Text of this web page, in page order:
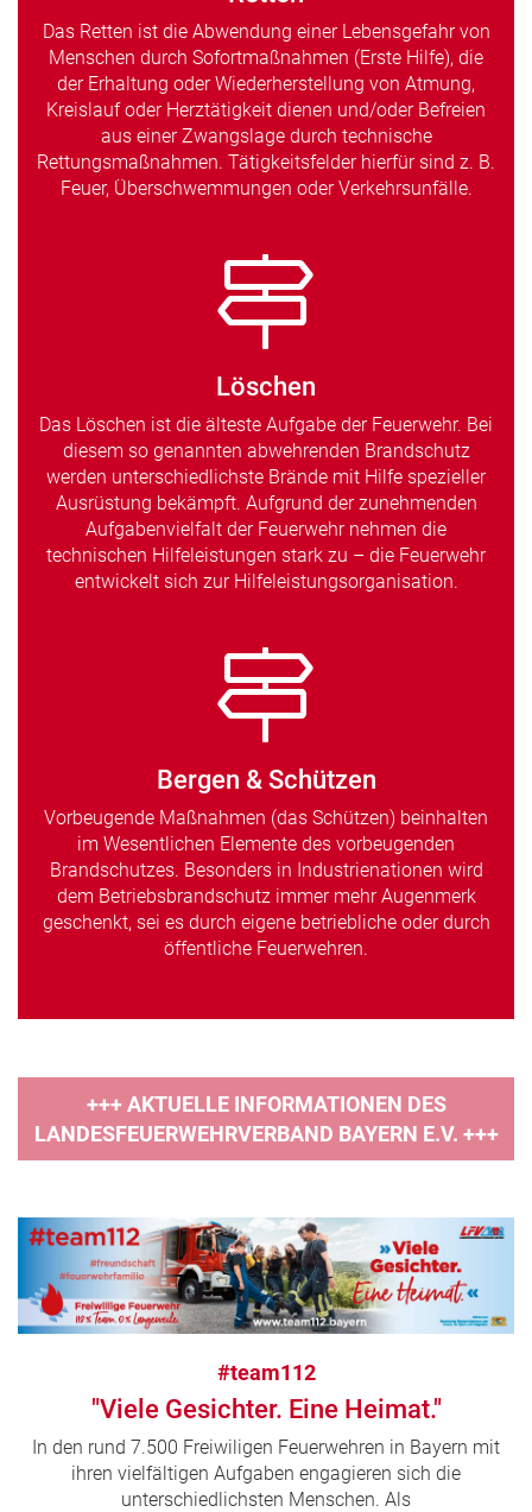
Das Retten ist die Abwendung einer Lebensgefahr von
Menschen durch Sofortmaßnahmen (Erste Hilfe), die
der Erhaltung oder Wiederherstellung von Atmung,
Kreislauf oder Herztätigkeit dienen und/oder Befreien
aus einer Zwangslage durch technische
Rettungsmaßnahmen. Tätigkeitsfelder hierfür sind z. B.
Feuer, Überschwemmungen oder Verkehrsunfälle.
Löschen
Das Löschen ist die älteste Aufgabe der Feuerwehr. Bei
diesem so genannten abwehrenden Brandschutz
werden unterschiedlichste Brände mit Hilfe spezieller
Ausrüstung bekämpft. Aufgrund der zunehmenden
Aufgabenvielfalt der Feuerwehr nehmen die
technischen Hilfeleistungen stark zu – die Feuerwehr
entwickelt sich zur Hilfeleistungsorganisation.
Bergen & Schützen
Vorbeugende Maßnahmen (das Schützen) beinhalten
im Wesentlichen Elemente des vorbeugenden
Brandschutzes. Besonders in Industrienationen wird
dem Betriebsbrandschutz immer mehr Augenmerk
geschenkt, sei es durch eigene betriebliche oder durch
öffentliche Feuerwehren.
+++ AKTUELLE INFORMATIONEN DES
LANDESFEUERWEHRVERBAND BAYERN E.V. +++
#team112
"Viele Gesichter. Eine Heimat."
In den rund 7.500 Freiwiligen Feuerwehren in Bayern mit
ihren vielfältigen Aufgaben engagieren sich die
unterschiedlichsten Menschen. Als